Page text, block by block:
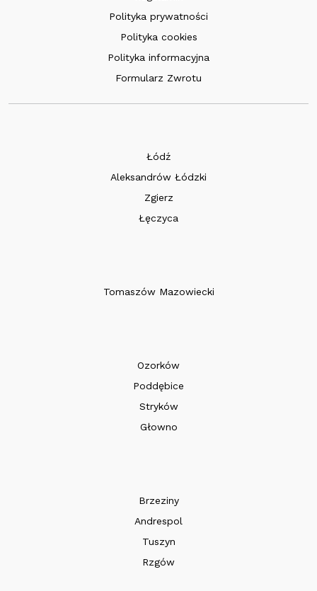
Polityka prywatności
Polityka cookies
Polityka informacyjna
Formularz Zwrotu
Łódź
Aleksandrów Łódzki
Zgierz
Łęczyca
Ozorków
Poddębice
Stryków
Głowno
Brzeziny
Andrespol
Tuszyn
Rzgów
Tomaszów Mazowiecki